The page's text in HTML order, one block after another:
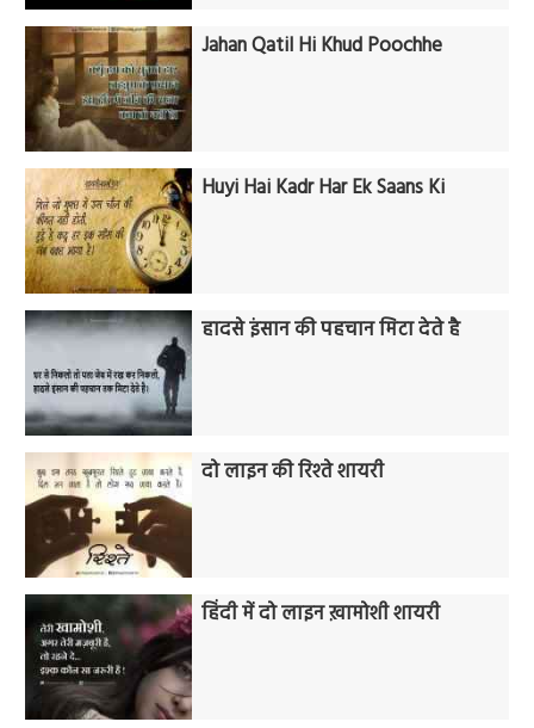
Jahan Qatil Hi Khud Poochhe
Huyi Hai Kadr Har Ek Saans Ki
हादसे इंसान की पहचान मिटा देते है
दो लाइन की रिश्ते शायरी
हिंदी में दो लाइन ख़ामोशी शायरी